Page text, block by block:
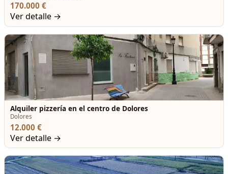
170.000 €
Ver detalle →
Alquiler pizzería en el centro de Dolores
Dolores
12.000 €
Ver detalle →